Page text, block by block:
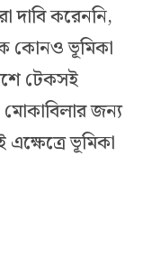
দাবি করেননি,
কোনও ভূমিকা
টেকসই
জন্য
ভূমিকা